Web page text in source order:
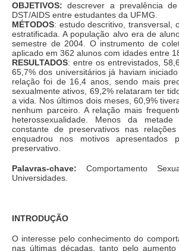
OBJETIVOS: descrever a prevalência
DST/AIDS entre estudantes da UFMG.
MÉTODOS: estudo descritivo, transversal,
estratificada. A população alvo era de
semestre de 2004. O instrumento de
aplicado em 362 alunos com idades entre
RESULTADOS: entre os entrevistados,
65,7% dos universitários já haviam
relação foi de 16,4 anos, sendo mais
sexualmente ativos, 69,2% relataram ter
a vida. Nos últimos dois meses, 60,9%
nenhum parceiro. A relação mais
heterossexualidade. Menos da
constante de preservativos nas
enquadrou nos motivos
preservativo.
Palavras-chave: Comportamento
Universidades.
INTRODUÇÃO
O interesse pelo conhecimento do
nas últimas décadas, tanto pelo